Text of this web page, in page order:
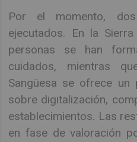
Por el momento,
ejecutados. En la
personas se han
cuidados, mientras
Sangüesa se ofrece un
sobre digitalización,
establecimientos. Las
en fase de valoración